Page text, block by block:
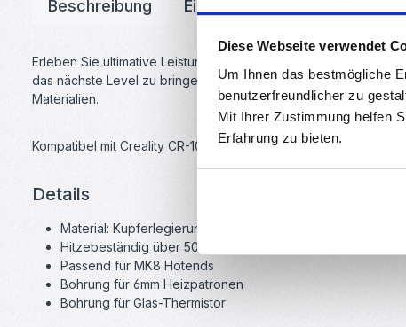
Diese Webseite verwendet
Um Ihnen das bestmögliche
benutzerfreundlicher zu
Mit Ihrer Zustimmung helfen
Erfahrung zu bieten.
Beschreibung Eigenschaften
Erleben Sie ultimative Leistung und Zuverlässigkeit mit
das nächste Level zu bringen. Mit seiner beeindruckenden
Materialien.
Kompatibel mit Creality CR-10 / CR-10S / CR-10-S5 / CR-10
Details
Material: Kupferlegierung (beschichtet)
Hitzebeständig über 500°C
Passend für MK8 Hotends
Bohrung für 6mm Heizpatronen
Bohrung für Glas-Thermistor